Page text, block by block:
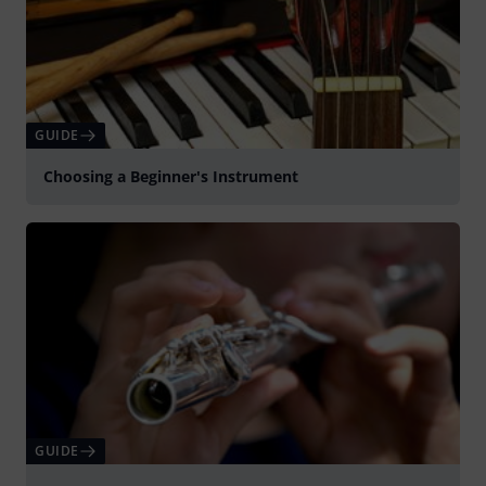
GUIDE
Choosing a Beginner's Instrument
GUIDE